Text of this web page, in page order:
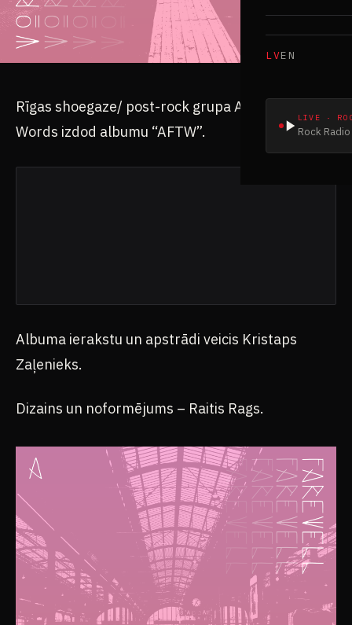
LVEN
LIVE ·
Rock
Rīgas shoegaze/ post-rock grupa A Farewell To
Words izdod albumu “AFTW”.
Albuma ierakstu un apstrādi veicis Kristaps
Zaļenieks.
Dizains un noformējums – Raitis Rags.